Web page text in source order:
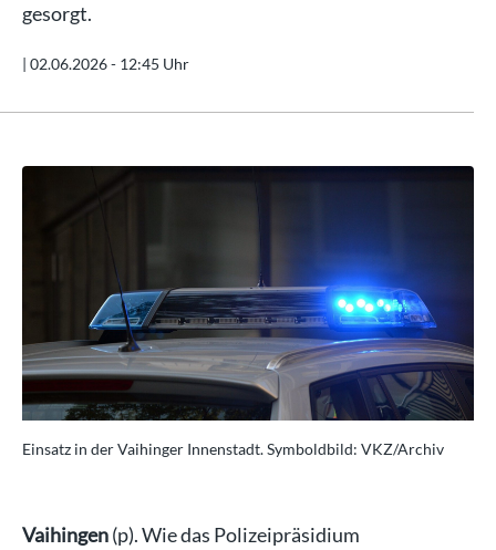
gesorgt.
| 02.06.2026 - 12:45 Uhr
Einsatz in der Vaihinger Innenstadt. Symboldbild: VKZ/Archiv
Vaihingen(p). Wie das Polizeipräsidium